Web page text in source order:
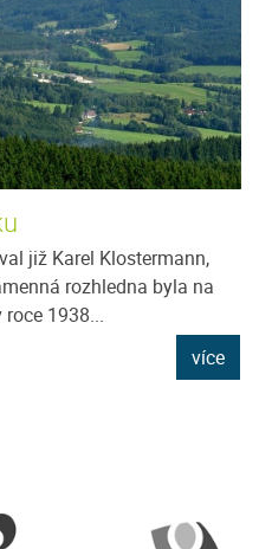
již Karel Klostermann,
rozhledna byla na
1938...
více